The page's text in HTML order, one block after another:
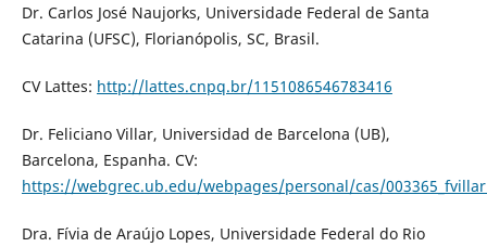
Dr. Carlos José Naujorks, Universidade Federal de Santa
Catarina (UFSC), Florianópolis, SC, Brasil.
CV Lattes: http://lattes.cnpq.br/1151086546783416
Dr. Feliciano Villar, Universidad de Barcelona (UB),
Barcelona, Espanha. CV:
https://webgrec.ub.edu/webpages/personal/cas/
Dra. Fívia de Araújo Lopes, Universidade Federal do Rio